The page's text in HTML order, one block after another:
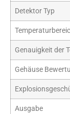
Detektor Typ
Genauigkeit der
Gehäuse
Ausgabe